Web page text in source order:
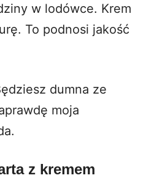
w lodówce. Krem
To podnosi jakość
dumna ze
moja
z kremem